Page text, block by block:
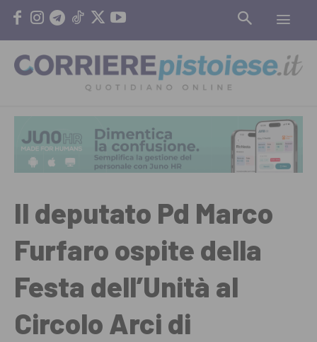
Il deputato Pd Marco
Furfaro ospite della
Festa dell’Unità al
Circolo Arci di